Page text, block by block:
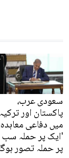
سعودی عرب،
پاکستان اور ترکیہ
میں دفاعی
'ایک پر حملہ سب
پر حملہ تصور